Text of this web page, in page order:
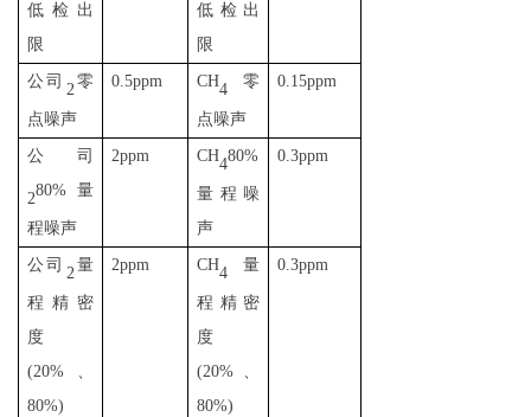
低检出
限
低检出
限
公司
2
零
点噪声
0.5ppm CH
4
零
点噪声
0.15ppm
公司
2
80% 量
程噪声
2ppm CH
4
80%
量程噪
声
0.3ppm
公司
2
量
程精密
度
(20% 、
80%)
2ppm CH
4
量
程精密
度
(20% 、
80%)
0.3ppm